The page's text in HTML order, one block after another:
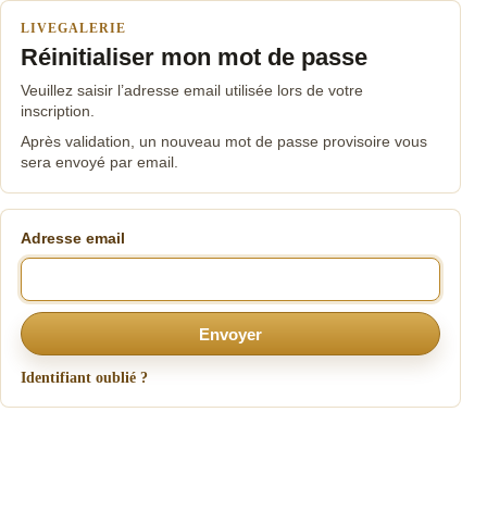
LIVEGALERIE
Réinitialiser mon mot de passe
Veuillez saisir l’adresse email utilisée lors de votre
inscription.
Après validation, un nouveau mot de passe provisoire vous
sera envoyé par email.
Adresse email
Envoyer
Identifiant oublié ?